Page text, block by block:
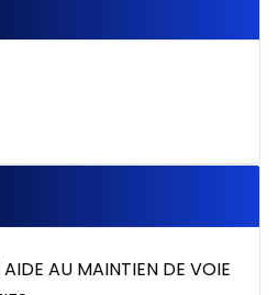
AU MAINTIEN DE VOIE